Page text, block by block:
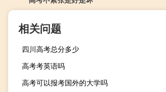
相关问题
四川高考总分多少
高考考英语吗
高考可以报考国外的大学吗